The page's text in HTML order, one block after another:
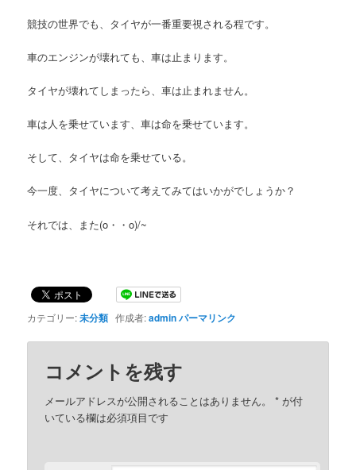
競技の世界でも、タイヤが一番重要視される程です。
車のエンジンが壊れても、車は止まります。
タイヤが壊れてしまったら、車は止まれません。
車は人を乗せています、車は命を乗せています。
そして、タイヤは命を乗せている。
今一度、タイヤについて考えてみてはいかがでしょうか？
それでは、また(o・・o)/~
カテゴリー:未分類 作成者:adminパーマリンク
コメントを残す
メールアドレスが公開されることはありません。 * が付
いている欄は必須項目です